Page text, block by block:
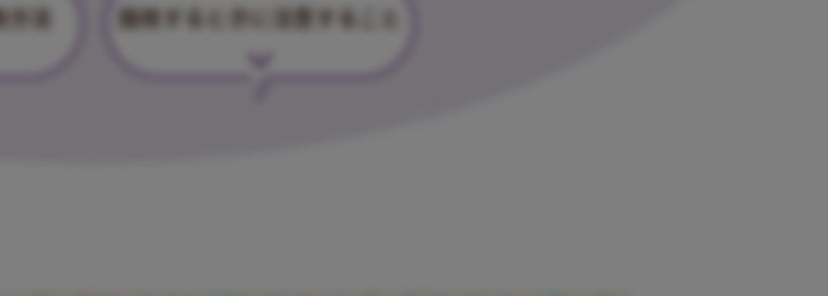
方法 服用するときに注意すること